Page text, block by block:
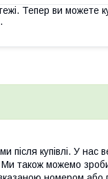
Тепер ви можете
купівлі. У нас
також можемо